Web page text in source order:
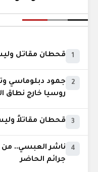
1 قحطان مقاتل وليس
2
جمود دبلوماسي
روسيا خارج نطاق
3 قحطان مقاتلاً وليس
4
ناشر العبسي..
جرائم الحاضر